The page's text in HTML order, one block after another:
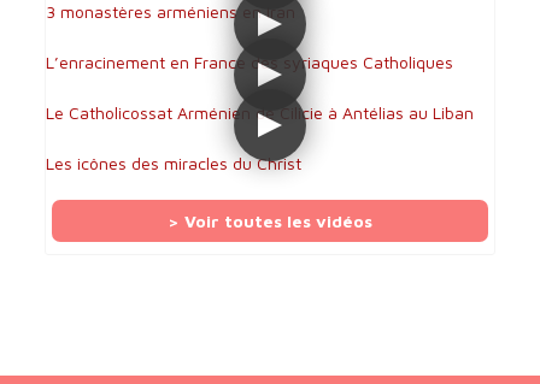
3 monastères arméniens en Iran
L’enracinement en France des syriaques Catholiques
Le Catholicossat Arménien de Cilicie à Antélias au Liban
Les icônes des miracles du Christ
> Voir toutes les vidéos